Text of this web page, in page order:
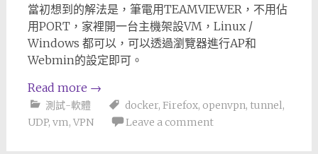
當初想到的解法是，筆電用TEAMVIEWER，不用佔
用PORT，家裡開一台主機架設VM，Linux /
Windows 都可以，可以透過瀏覽器進行AP和
Webmin的設定即可。
Read more →
測試-軟體 docker, Firefox, openvpn, tunnel,
UDP, vm, VPN Leave a comment